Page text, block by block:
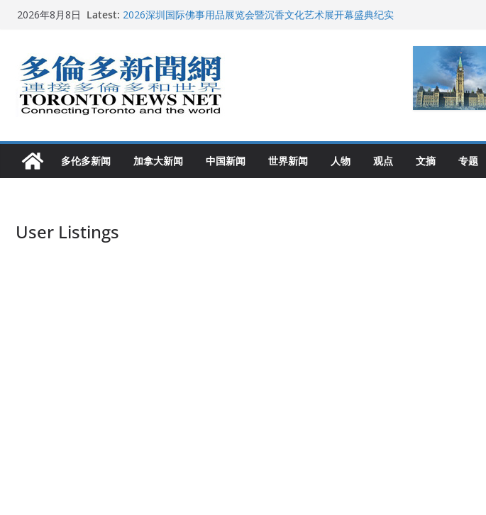
Skip2026年8月8日 Latest: 2026深圳国际佛事用品展览会暨沉香文化艺术展开幕盛典纪实
2026加拿大青少年儿童绘画比赛颁奖典礼多伦多举行
龚晓华参加多伦多骄傲大游行 与市民分享竞选理念
多伦多市长选举拉开帷幕 多名华人候选人宣布角逐
多伦多新闻 加拿大新闻 中国新闻 世界新闻 人物 观点 文摘 专题
User Listings